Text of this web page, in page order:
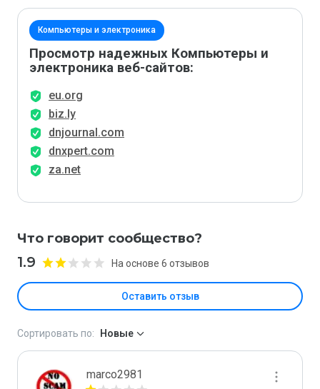
Компьютеры и электроника
Просмотр надежных Компьютеры и
электроника веб-сайтов:
eu.org
biz.ly
dnjournal.com
dnxpert.com
za.net
Что говорит сообщество?
1.9 На основе 6 отзывов
Оставить отзыв
Сортировать по: Новые
marco2981